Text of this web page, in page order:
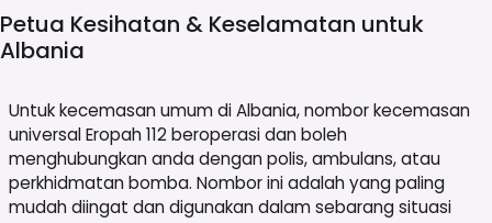
Petua Kesihatan & Keselamatan untuk
Albania
Untuk kecemasan umum di Albania, nombor kecemasan
universal Eropah 112 beroperasi dan boleh
menghubungkan anda dengan polis, ambulans, atau
perkhidmatan bomba. Nombor ini adalah yang paling
mudah diingat dan digunakan dalam sebarang situasi